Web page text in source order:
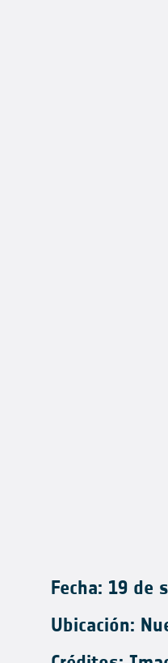
Fecha: 19 de
Ubicación: